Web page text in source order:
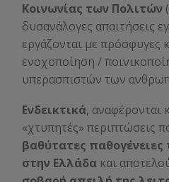
Κοινωνίας των Πολιτών
δυσανάλογες απαιτήσεις
εργάζονται με πρόσφυγες
ενοχοποίηση /
υπερασπιστών των
Ενδεικτικά, αναφέρονται
«χτυπητές» περιπτώσεις
βαθύτατες παθογένειες
στην Ελλάδα και